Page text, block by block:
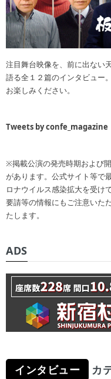
注目舞台映像を、前に出ない
語る全１２篇のインタビュー
お楽しみください。
Tweets by confe_magazine
※掲載公演の発売時期および
があります。公式サイト等で
ロナウイルス感染拡大を受け
要請等の情報にもご注意いた
たします。
ADS
インタビュー カ